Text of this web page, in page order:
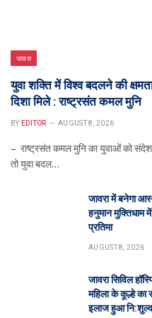
जावरा
युवा शक्ति में विश्व बदलने की
दिशा मिले : राष्ट्रसंत कमल मुनि
BY EDITOR AUGUST 8, 2026
– राष्ट्रसंत कमल मुनि का युवाओं को
तो युवा बदल…
जावरा में बनेगा
हनुमान मुक्तिधाम
प्रतिमा
AUGUST 8, 2026
जावरा सिविल
महिला के कूल्हे
इलाज हुआ